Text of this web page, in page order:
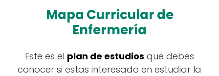
Mapa Curricular de
Enfermería
Este es el plan de estudios que debes
conocer si estas interesado en estudiar la